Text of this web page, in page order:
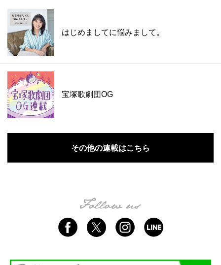
はじめましてに悩みまして。
宝塚歌劇団OG
その他の連載はこちら